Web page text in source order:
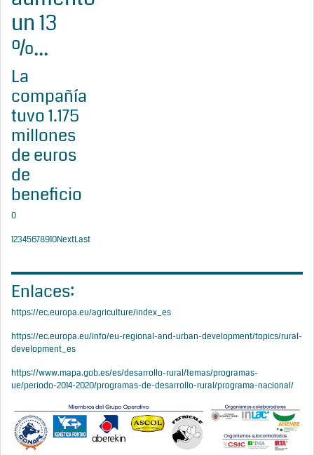
un 13
%...
La
compañía
tuvo 1.175
millones
de euros
de
beneficio
0
12345678910NextLast
Enlaces:
https://ec.europa.eu/agriculture/index_es
https://ec.europa.eu/info/eu-regional-and-urban-development/topics/rural-
development_es
https://www.mapa.gob.es/es/desarrollo-rural/temas/programas-
ue/periodo-2014-2020/programas-de-desarrollo-rural/programa-nacional/